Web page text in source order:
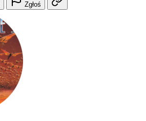
Zgłoś